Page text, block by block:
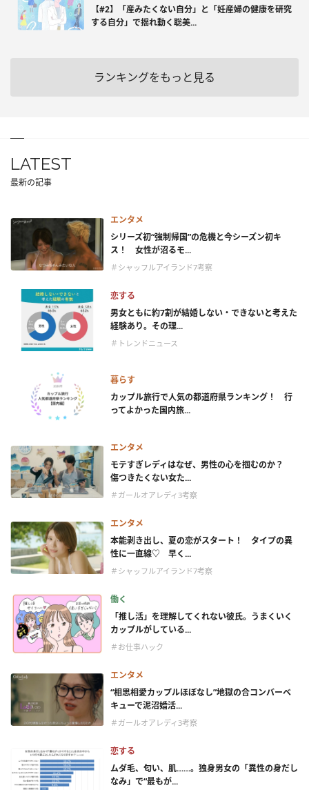
【#2】「産みたくない自分」と「妊産婦の健康を研究
する自分」で揺れ動く聡美...
ランキングをもっと見る
LATEST
最新の記事
エンタメ
シリーズ初“強制帰国”の危機と今シーズン初キ
ス！ 女性が沼るモ...
＃シャッフルアイランド7考察
恋する
男女ともに約7割が結婚しない・できないと考えた
経験あり。その理...
＃トレンドニュース
暮らす
カップル旅行で人気の都道府県ランキング！ 行
ってよかった国内旅...
エンタメ
モテすぎレディはなぜ、男性の心を掴むのか？
傷つきたくない女た...
＃ガールオアレディ3考察
エンタメ
本能剥き出し、夏の恋がスタート！ タイプの異
性に一直線♡ 早く...
＃シャッフルアイランド7考察
働く
「推し活」を理解してくれない彼氏。うまくいく
カップルがしている...
＃お仕事ハック
エンタメ
“相思相愛カップルほぼなし”地獄の合コンバーベ
キューで泥沼婚活...
＃ガールオアレディ3考察
恋する
ムダ毛、匂い、肌……。独身男女の「異性の身だし
なみ」で“最もが...